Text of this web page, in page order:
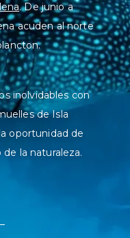
. De junio a
acuden al norte
inolvidables con
de Isla
oportunidad de
la naturaleza.